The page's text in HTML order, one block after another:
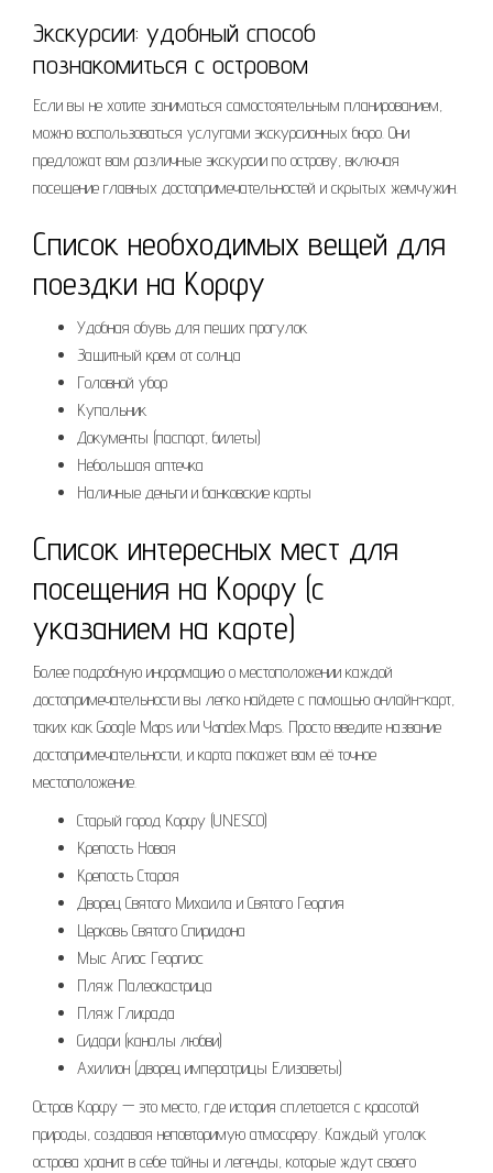
Экскурсии: удобный способ
познакомиться с островом
Если вы не хотите заниматься самостоятельным планированием,
можно воспользоваться услугами экскурсионных бюро. Они
предложат вам различные экскурсии по острову, включая
посещение главных достопримечательностей и скрытых жемчужин.
Список необходимых вещей для
поездки на Корфу
Удобная обувь для пеших прогулок
Защитный крем от солнца
Головной убор
Купальник
Документы (паспорт, билеты)
Небольшая аптечка
Наличные деньги и банковские карты
Список интересных мест для
посещения на Корфу (с
указанием на карте)
Более подробную информацию о местоположении каждой
достопримечательности вы легко найдете с помощью онлайн-карт,
таких как Google Maps или Yandex.Maps. Просто введите название
достопримечательности, и карта покажет вам её точное
местоположение.
Старый город Корфу (UNESCO)
Крепость Новая
Крепость Старая
Дворец Святого Михаила и Святого Георгия
Церковь Святого Спиридона
Мыс Агиос Георгиос
Пляж Палеокастрица
Пляж Глифада
Сидари (каналы любви)
Ахилион (дворец императрицы Елизаветы)
Остров Корфу — это место, где история сплетается с красотой
природы, создавая неповторимую атмосферу. Каждый уголок
острова хранит в себе тайны и легенды, которые ждут своего